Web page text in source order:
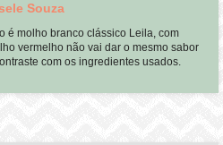
Souza
é molho branco clássico Leila, com
vermelho não vai dar o mesmo sabor
com os ingredientes usados.